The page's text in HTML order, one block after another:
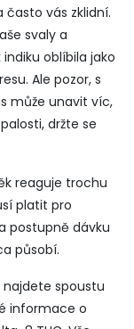
vás zklidní.
svaly a
oblíbila jako
Ale pozor, s
může unavit víc,
držte se
reaguje trochu
platit pro
postupně dávku
působí.
najdete spoustu
informace o